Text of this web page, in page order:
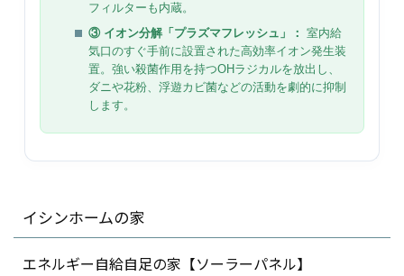
フィルターも内蔵。
③ イオン分解「プラズマフレッシュ」： 室内給
気口のすぐ手前に設置された高効率イオン発生装
置。強い殺菌作用を持つOHラジカルを放出し、
ダニや花粉、浮遊カビ菌などの活動を劇的に抑制
します。
イシンホームの家
エネルギー自給自足の家【ソーラーパネル】